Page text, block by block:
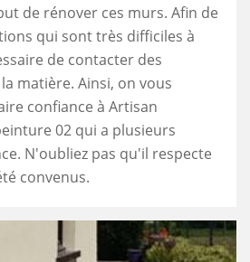
de rénover ces murs. Afin de
qui sont très difficiles à
de contacter des
matière. Ainsi, on vous
confiance à Artisan
02 qui a plusieurs
N'oubliez pas qu'il respecte
convenus.